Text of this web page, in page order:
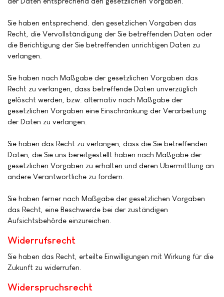
Sie haben entsprechend. den gesetzlichen Vorgaben das
Recht, die Vervollständigung der Sie betreffenden Daten oder
die Berichtigung der Sie betreffenden unrichtigen Daten zu
verlangen.
Sie haben nach Maßgabe der gesetzlichen Vorgaben das
Recht zu verlangen, dass betreffende Daten unverzüglich
gelöscht werden, bzw. alternativ nach Maßgabe der
gesetzlichen Vorgaben eine Einschränkung der Verarbeitung
der Daten zu verlangen.
Sie haben das Recht zu verlangen, dass die Sie betreffenden
Daten, die Sie uns bereitgestellt haben nach Maßgabe der
gesetzlichen Vorgaben zu erhalten und deren Übermittlung an
andere Verantwortliche zu fordern.
Sie haben ferner nach Maßgabe der gesetzlichen Vorgaben
das Recht, eine Beschwerde bei der zuständigen
Aufsichtsbehörde einzureichen.
Widerrufsrecht
Sie haben das Recht, erteilte Einwilligungen mit Wirkung für die
Zukunft zu widerrufen.
Widerspruchsrecht